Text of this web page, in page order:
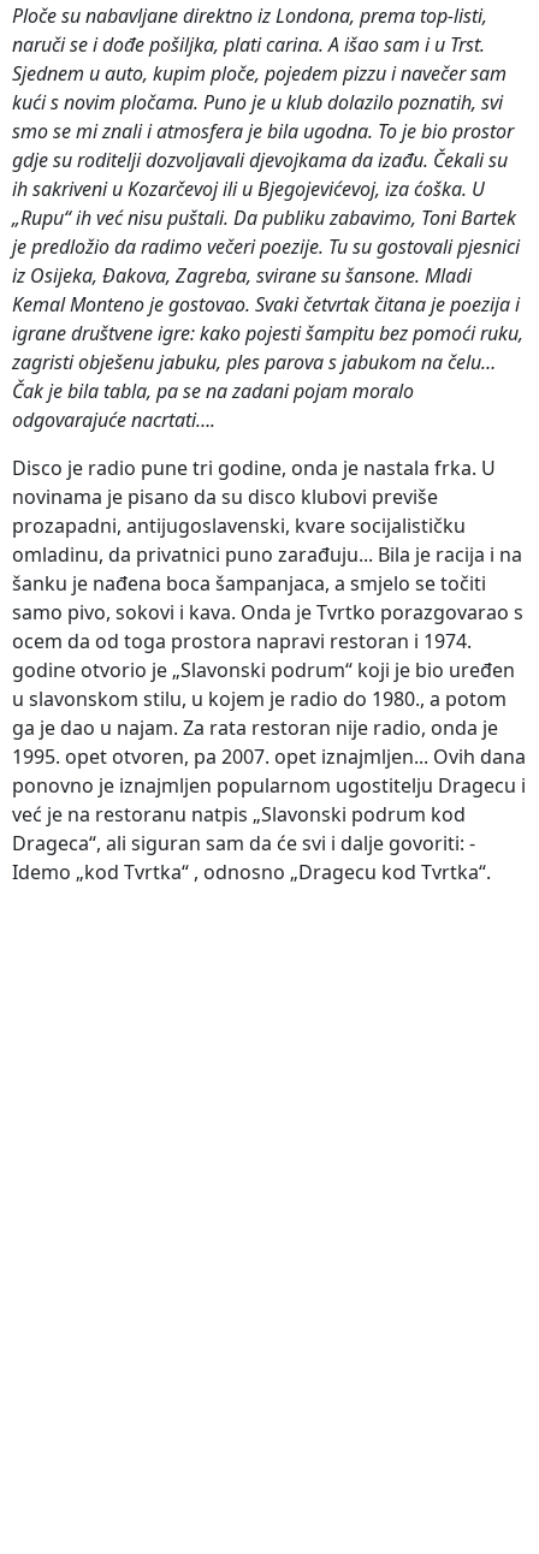
Ploče su nabavljane direktno iz Londona, prema top-listi,
naruči se i dođe pošiljka, plati carina. A išao sam i u Trst.
Sjednem u auto, kupim ploče, pojedem pizzu i navečer sam
kući s novim pločama. Puno je u klub dolazilo poznatih, svi
smo se mi znali i atmosfera je bila ugodna. To je bio prostor
gdje su roditelji dozvoljavali djevojkama da izađu. Čekali su
ih sakriveni u Kozarčevoj ili u Bjegojevićevoj, iza ćoška. U
„Rupu“ ih već nisu puštali. Da publiku zabavimo, Toni Bartek
je predložio da radimo večeri poezije. Tu su gostovali pjesnici
iz Osijeka, Đakova, Zagreba, svirane su šansone. Mladi
Kemal Monteno je gostovao. Svaki četvrtak čitana je poezija i
igrane društvene igre: kako pojesti šampitu bez pomoći ruku,
zagristi obješenu jabuku, ples parova s jabukom na čelu…
Čak je bila tabla, pa se na zadani pojam moralo
odgovarajuće nacrtati….
Disco je radio pune tri godine, onda je nastala frka. U
novinama je pisano da su disco klubovi previše
prozapadni, antijugoslavenski, kvare socijalističku
omladinu, da privatnici puno zarađuju... Bila je racija i na
šanku je nađena boca šampanjaca, a smjelo se točiti
samo pivo, sokovi i kava. Onda je Tvrtko porazgovarao s
ocem da od toga prostora napravi restoran i 1974.
godine otvorio je „Slavonski podrum“ koji je bio uređen
u slavonskom stilu, u kojem je radio do 1980., a potom
ga je dao u najam. Za rata restoran nije radio, onda je
1995. opet otvoren, pa 2007. opet iznajmljen... Ovih dana
ponovno je iznajmljen popularnom ugostitelju Dragecu i
već je na restoranu natpis „Slavonski podrum kod
Drageca“, ali siguran sam da će svi i dalje govoriti: -
Idemo „kod Tvrtka“ , odnosno „Dragecu kod Tvrtka“.